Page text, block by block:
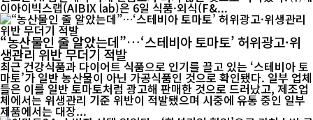
이아이빅스랩(AIBIX lab)은 6일 식품·외식(F&...
“농산물인 줄 알았는데”…‘스테비아 토마토’ 허위광고·위
생관리 위반 무더기 적발
최근 건강식품과 다이어트 식품으로 인기를 끌고 있는 ‘스테비아 토
마토’가 일반 농산물이 아닌 가공식품인 것으로 확인됐다. 일부 업체
들은 이를 일반 토마토처럼 광고해 판매한 것으로 드러났고, 제조업
체에서는 위생관리 기준 위반이 적발됐으며 시중에 유통 중인 일부
제품에서는 대장...